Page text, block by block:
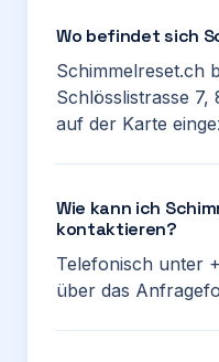
Wo befindet sich
Schimmelreset.ch
Schlösslistrasse 7,
auf der Karte
Wie kann ich
kontaktieren?
Telefonisch unter
über das